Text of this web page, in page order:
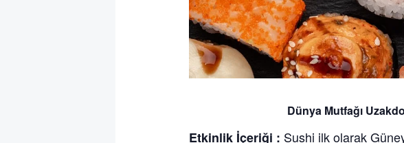
Dünya Mutfağı
Etkinlik İçeriği : Sushi ilk olarak